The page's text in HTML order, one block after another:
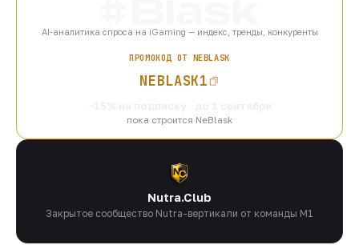
AI-аналитика спроса на iGaming — индекс, тренды, конкуренты
ПРОМОКОД ОТ NEBLASK
NEBLASK1
пока строится NeBlask
Nutra.Club
Закрытое сообщество Nutra-вертикали от команды M1